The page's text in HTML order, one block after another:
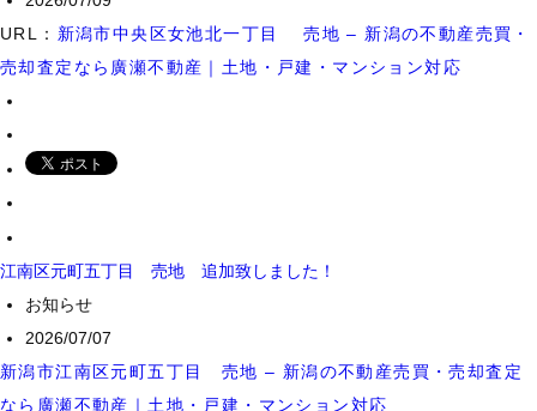
URL： 新潟市中央区女池北一丁目 売地 – 新潟の不動産売買・
売却査定なら廣瀬不動産｜土地・戸建・マンション対応
江南区元町五丁目 売地 追加致しました！
お知らせ
2026/07/07
新潟市江南区元町五丁目 売地 – 新潟の不動産売買・売却査定
なら廣瀬不動産｜土地・戸建・マンション対応